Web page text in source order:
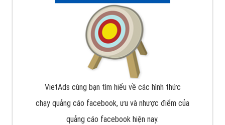
VietAds cùng bạn tìm hiểu về các hình thức
chạy quảng cáo facebook, ưu và nhược điểm của
quảng cáo facebook hiện nay.